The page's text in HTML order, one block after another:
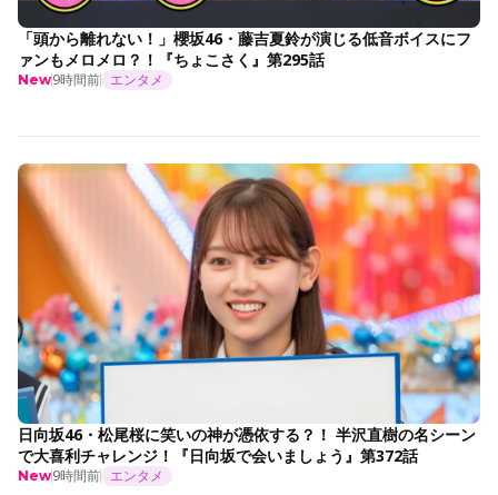
「頭から離れない！」櫻坂46・藤吉夏鈴が演じる低音ボイスにフ
ァンもメロメロ？！『ちょこさく』第295話
New9時間前 エンタメ
日向坂46・松尾桜に笑いの神が憑依する？！ 半沢直樹の名シーン
で大喜利チャレンジ！『日向坂で会いましょう』第372話
New9時間前 エンタメ